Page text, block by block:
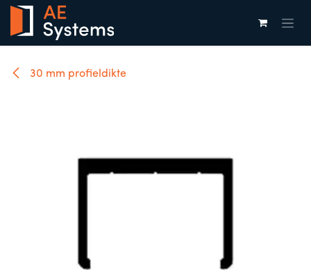
Overslaan naar inhoud
30 mm profieldikte